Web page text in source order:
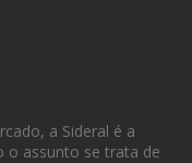
a Sideral é a
o assunto se trata de